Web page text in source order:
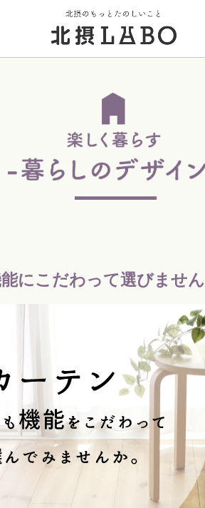
ント
ホン
ザイン
にこだわって選びませ